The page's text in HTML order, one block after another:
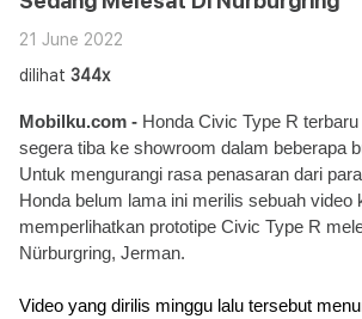
21 June 2022
dilihat 344x
Mobilku.com - Honda Civic Type R
segera tiba ke showroom dalam beberapa
Untuk mengurangi rasa penasaran dari
Honda belum lama ini merilis sebuah video
memperlihatkan prototipe Civic Type R
Nürburgring, Jerman.
Video yang dirilis minggu lalu tersebut